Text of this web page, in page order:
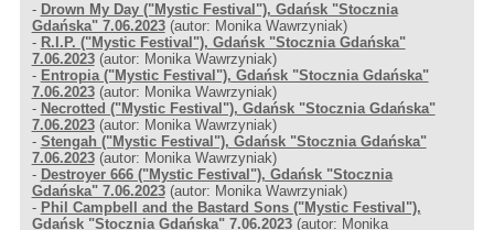
- Drown My Day ("Mystic Festival"), Gdańsk "Stocznia
Gdańska" 7.06.2023(autor: Monika Wawrzyniak)
- R.I.P. ("Mystic Festival"), Gdańsk "Stocznia Gdańska"
7.06.2023(autor: Monika Wawrzyniak)
- Entropia ("Mystic Festival"), Gdańsk "Stocznia Gdańska"
7.06.2023(autor: Monika Wawrzyniak)
- Necrotted ("Mystic Festival"), Gdańsk "Stocznia Gdańska"
7.06.2023(autor: Monika Wawrzyniak)
- Stengah ("Mystic Festival"), Gdańsk "Stocznia Gdańska"
7.06.2023(autor: Monika Wawrzyniak)
- Destroyer 666 ("Mystic Festival"), Gdańsk "Stocznia
Gdańska" 7.06.2023(autor: Monika Wawrzyniak)
- Phil Campbell and the Bastard Sons ("Mystic Festival"),
Gdańsk "Stocznia Gdańska" 7.06.2023(autor: Monika